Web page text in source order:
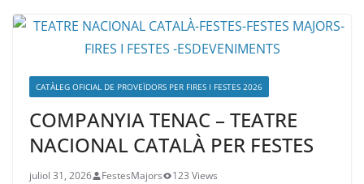
CATÀLEG OFICIAL DE PROVEÏDORS PER FIRES I FESTES 2026
COMPANYIA TENAC – TEATRE
NACIONAL CATALÀ PER FESTES
juliol 31, 2026 FestesMajors 123 Views